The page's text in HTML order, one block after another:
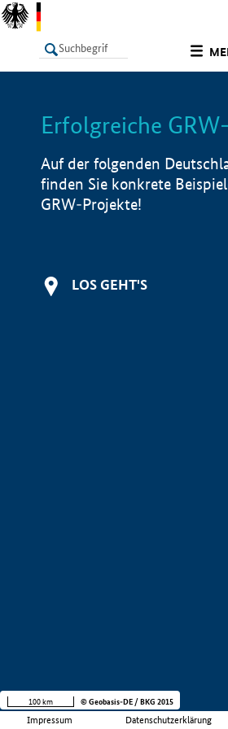
LISTE
Erfolgreiche
Auf der folgenden
finden Sie konkrete
GRW-Projekte!
LOS GEHT'S
Impressum Datenschutzerklärung
100 km © Geobasis-DE / BKG 2015